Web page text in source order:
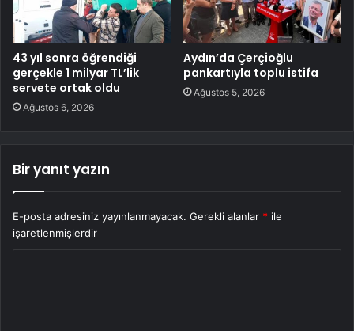
43 yıl sonra öğrendiği
gerçekle 1 milyar TL’lik
servete ortak oldu
Ağustos 6, 2026
Aydın’da Çerçioğlu
pankartıyla toplu istifa
Ağustos 5, 2026
Bir yanıt yazın
E-posta adresiniz yayınlanmayacak. Gerekli alanlar * ile
işaretlenmişlerdir